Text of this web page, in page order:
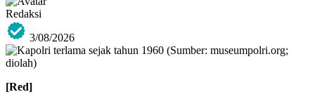
Redaksi
3/08/2026
[Red]